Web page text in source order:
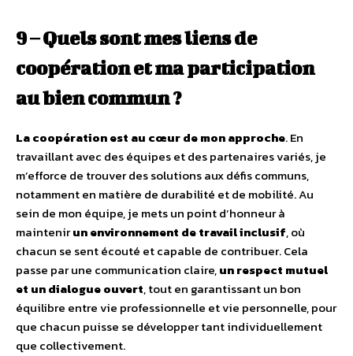
9 – Quels sont mes liens de
coopération et ma participation
au bien commun ?
La coopération est au cœur de mon approche. En
travaillant avec des équipes et des partenaires variés, je
m’efforce de trouver des solutions aux défis communs,
notamment en matière de durabilité et de mobilité. Au
sein de mon équipe, je mets un point d’honneur à
maintenirun environnement de travail inclusif, où
chacun se sent écouté et capable de contribuer. Cela
passe par une communication claire,un respect mutuel
et un dialogue ouvert, tout en garantissant un bon
équilibre entre vie professionnelle et vie personnelle, pour
que chacun puisse se développer tant individuellement
que collectivement.